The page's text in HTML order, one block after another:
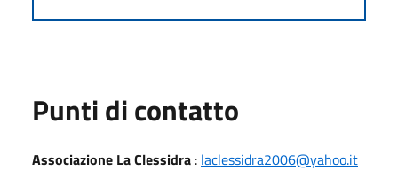
Punti di contatto
Associazione La Clessidra : laclessidra2006@yahoo.it